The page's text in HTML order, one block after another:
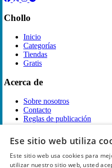
Chollo
Inicio
Categorías
Tiendas
Gratis
Acerca de
Sobre nosotros
Contacto
Reglas de publicación
Información legal
Privacidad
Declaración de cookies
Ese sitio web utiliza
Este sitio web usa cookies para
utilizar nuestro sitio web, usted